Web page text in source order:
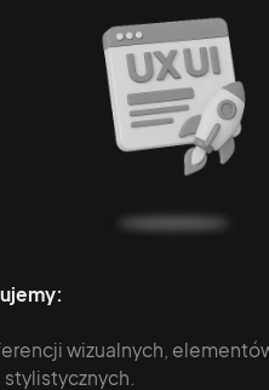
wizualnych,